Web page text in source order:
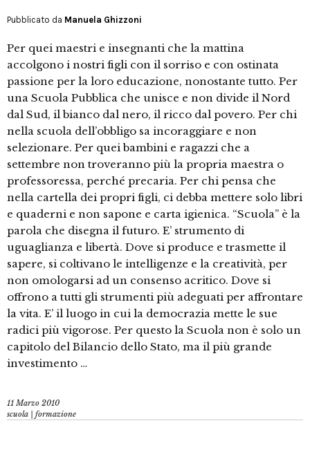
Pubblicato da Manuela Ghizzoni
Per quei maestri e insegnanti che la mattina
accolgono i nostri figli con il sorriso e con ostinata
passione per la loro educazione, nonostante tutto. Per
una Scuola Pubblica che unisce e non divide il Nord
dal Sud, il bianco dal nero, il ricco dal povero. Per chi
nella scuola dell’obbligo sa incoraggiare e non
selezionare. Per quei bambini e ragazzi che a
settembre non troveranno più la propria maestra o
professoressa, perché precaria. Per chi pensa che
nella cartella dei propri figli, ci debba mettere solo libri
e quaderni e non sapone e carta igienica. “Scuola” è la
parola che disegna il futuro. E’ strumento di
uguaglianza e libertà. Dove si produce e trasmette il
sapere, si coltivano le intelligenze e la creatività, per
non omologarsi ad un consenso acritico. Dove si
offrono a tutti gli strumenti più adeguati per affrontare
la vita. E’ il luogo in cui la democrazia mette le sue
radici più vigorose. Per questo la Scuola non è solo un
capitolo del Bilancio dello Stato, ma il più grande
investimento …
11 Marzo 2010
scuola | formazione